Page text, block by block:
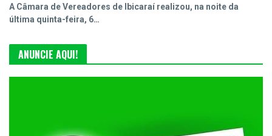
A Câmara de Vereadores de Ibicaraí realizou, na noite da
última quinta-feira, 6…
ANUNCIE AQUI!